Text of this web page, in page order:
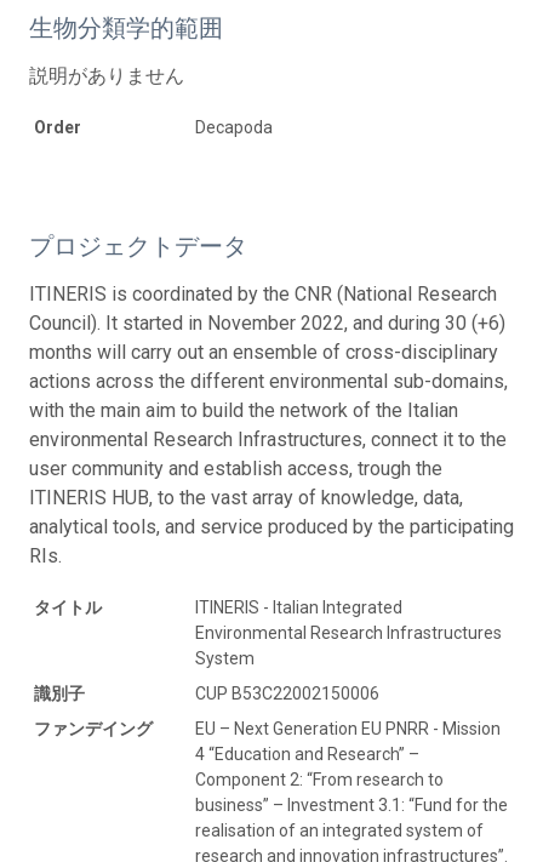
生物分類学的範囲
説明がありません
Order Decapoda
プロジェクトデータ
ITINERIS is coordinated by the CNR (National Research
Council). It started in November 2022, and during 30 (+6)
months will carry out an ensemble of cross-disciplinary
actions across the different environmental sub-domains,
with the main aim to build the network of the Italian
environmental Research Infrastructures, connect it to the
user community and establish access, trough the
ITINERIS HUB, to the vast array of knowledge, data,
analytical tools, and service produced by the participating
RIs.
タイトル
ITINERIS - Italian Integrated
Environmental Research Infrastructures
System
識別子
CUP B53C22002150006
ファンデイング
EU – Next Generation EU PNRR - Mission
4 “Education and Research” –
Component 2: “From research to
business” – Investment 3.1: “Fund for the
realisation of an integrated system of
research and innovation infrastructures”.